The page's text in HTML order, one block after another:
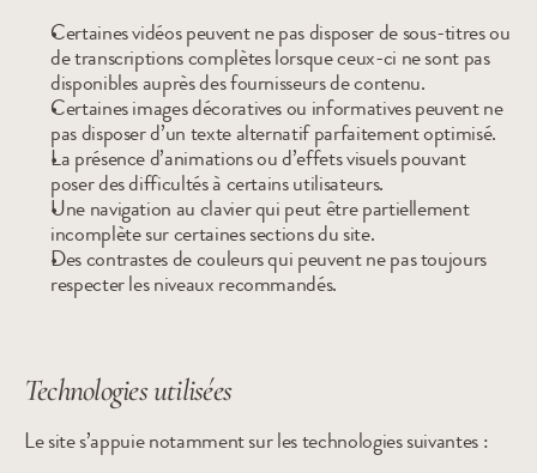
Certaines vidéos peuvent ne pas disposer de sous-titres ou
de transcriptions complètes lorsque ceux-ci ne sont pas
disponibles auprès des fournisseurs de contenu.
Certaines images décoratives ou informatives peuvent ne
pas disposer d’un texte alternatif parfaitement optimisé.
La présence d’animations ou d’effets visuels pouvant
poser des difficultés à certains utilisateurs.
Une navigation au clavier qui peut être partiellement
incomplète sur certaines sections du site.
Des contrastes de couleurs qui peuvent ne pas toujours
respecter les niveaux recommandés.
Technologies utilisées
Le site s’appuie notamment sur les technologies suivantes :